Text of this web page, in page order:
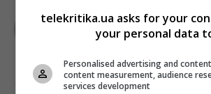
telekritika.ua asks for your
your personal data
Personalised advertising and
content measurement, audience
services development